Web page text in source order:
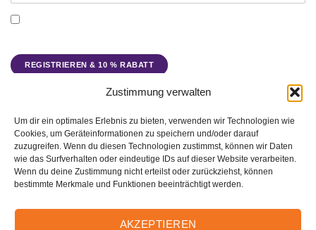
Zustimmung verwalten
Um dir ein optimales Erlebnis zu bieten, verwenden wir Technologien wie
Cookies, um Geräteinformationen zu speichern und/oder darauf
zuzugreifen. Wenn du diesen Technologien zustimmst, können wir Daten
wie das Surfverhalten oder eindeutige IDs auf dieser Website verarbeiten.
Wenn du deine Zustimmung nicht erteilst oder zurückziehst, können
bestimmte Merkmale und Funktionen beeinträchtigt werden.
AKZEPTIEREN
Der Rabattcode wird dir nach Bestätigung deiner
Anmeldung per E-Mail zugesendet.
PayPal Stripe
Bank
Apple
Pay
Google
Klarna
VERTRAG WIDERRUFEN
AGB
DATENSCHUTZBELEHRUNG
MEIN KONTO WARENKORB